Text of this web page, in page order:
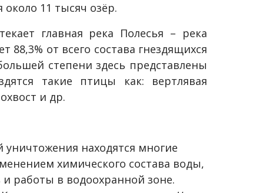
11 тысяч озёр.
главная река Полесья – река
от всего состава гнездящихся
степени здесь представлены
такие птицы как: вертлявая
и др.
уничтожения находятся многие
химического состава воды,
работы в водоохранной зоне.